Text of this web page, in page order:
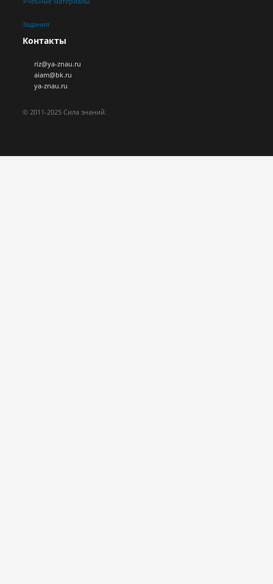
Задания
Контакты
riz@ya-znau.ru
aiam@bk.ru
ya-znau.ru
© 2011-2025 Сила знаний.